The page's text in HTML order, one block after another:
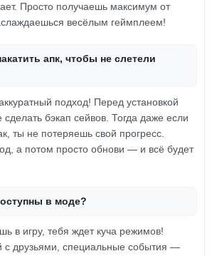
Просто получаешь максимум от
весёлым геймплеем!
апк, чтобы не слетели
подход! Перед установкой
бэкап сейвов. Тогда даже если
ты не потеряешь свой прогресс.
а потом просто обнови — и всё будет
в моде?
в игру, тебя ждет куча режимов!
с друзьями, специальные события —